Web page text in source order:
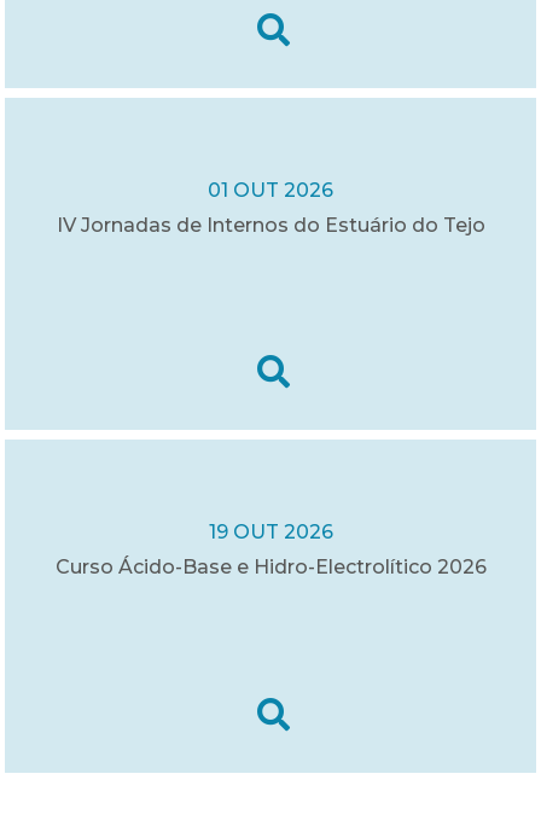
01 OUT 2026
IV Jornadas de Internos do Estuário do Tejo
19 OUT 2026
Curso Ácido-Base e Hidro-Electrolítico 2026